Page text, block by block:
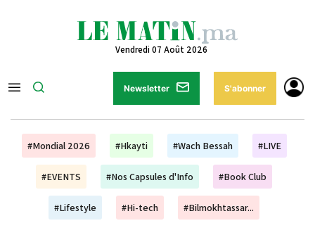
Vendredi 07 Août 2026
Newsletter S'abonner
#Mondial 2026 #Hkayti #Wach Bessah #LIVE
#EVENTS #Nos Capsules d'Info #Book Club
#Lifestyle #Hi-tech #Bilmokhtassar...